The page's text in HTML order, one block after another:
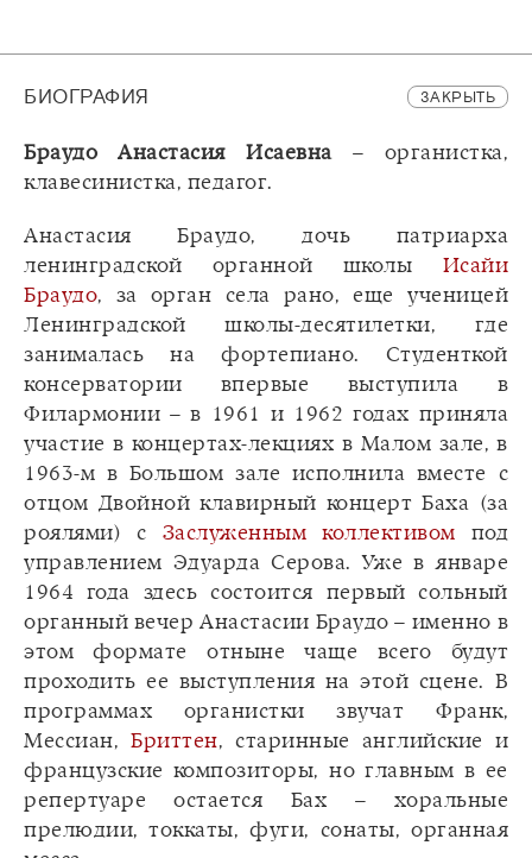
БИОГРАФИЯ ЗАКРЫТЬ
Браудо Анастасия Исаевна– органистка,
клавесинистка, педагог.
Анастасия Браудо, дочь патриарха
ленинградской органной школы Исайи
Браудо, за орган села рано, еще ученицей
Ленинградской школы-десятилетки, где
занималась на фортепиано. Студенткой
консерватории впервые выступила в
Филармонии – в 1961 и 1962 годах приняла
участие в концертах-лекциях в Малом зале, в
1963-м в Большом зале исполнила вместе с
отцом Двойной клавирный концерт Баха (за
роялями) с Заслуженным коллективом под
управлением Эдуарда Серова. Уже в январе
1964 года здесь состоится первый сольный
органный вечер Анастасии Браудо – именно в
этом формате отныне чаще всего будут
проходить ее выступления на этой сцене. В
программах органистки звучат Франк,
Мессиан, Бриттен, старинные английские и
французские композиторы, но главным в ее
репертуаре остается Бах – хоральные
прелюдии, токкаты, фуги, сонаты, органная